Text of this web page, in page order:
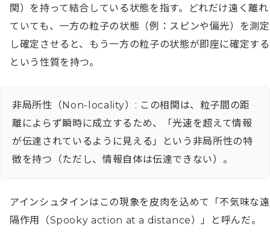
関）を持って結合している状態を指す。どれだけ遠く離れ
ていても、一方の粒子の状態（例：スピンや偏光）を測定
し確定させると、もう一方の粒子の状態が即座に確定する
という性質を持つ。
非局所性（Non-locality）: この相関は、粒子間の距
離によらず瞬時に成立するため、「光速を超えて情報
が伝達されているように見える」という非局所性の特
徴を持つ（ただし、情報自体は伝達できない）。
アインシュタインはこの現象を皮肉を込めて「不気味な遠
隔作用（Spooky action at a distance）」と呼んだ。